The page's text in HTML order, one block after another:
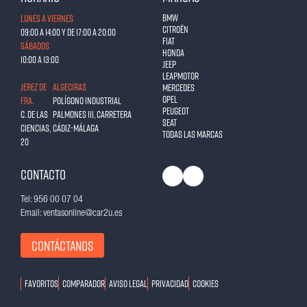
Lunes a Viernes
09:00 a 14:00 y de 17:00 a 20:00
Sábados
10:00 a 13:00
JEREZ DE
FRA.
C. de las
Ciencias,
20
ALGECIRAS
Polígono Industrial
Palmones III, Carretera
Cádiz-Málaga
BMW
Citroën
Fiat
Honda
Jeep
Leapmotor
Mercedes
Opel
Peugeot
Seat
Todas las marcas
Contacto
Tel: 956 00 07 04
Email: ventasonline@car2u.es
Contáctanos
Favoritos Comparador Aviso legal Privacidad Cookies